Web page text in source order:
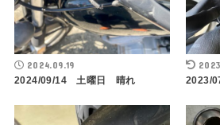
2024.09.19
2024/09/14 土曜日 晴れ 2023/